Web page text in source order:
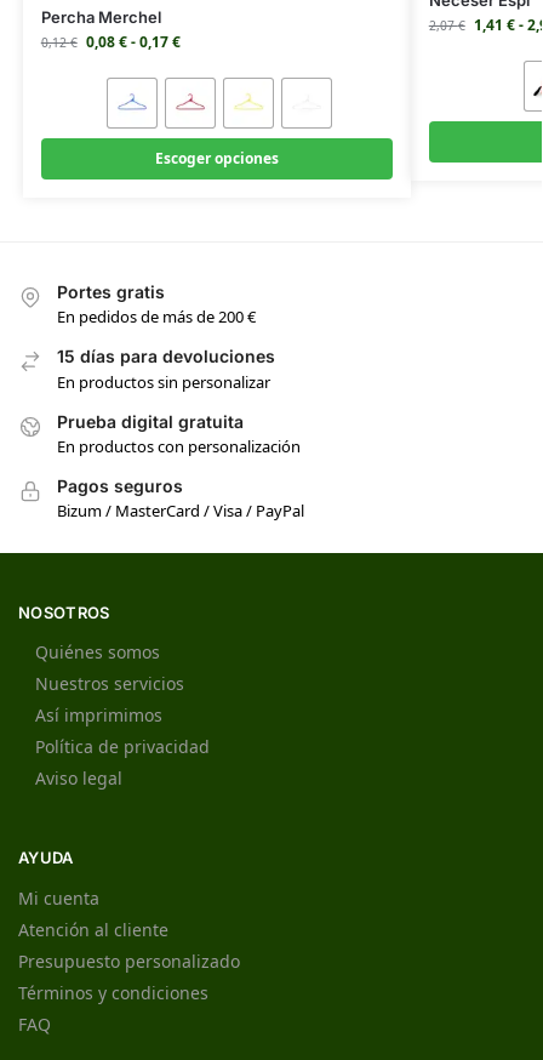
Percha Merchel
0,12€ 0,08€-0,17€
Escoger opciones
2,07€ 1,41 €-
Portes gratis
En pedidos de más de 200 €
15 días para devoluciones
En productos sin personalizar
Prueba digital gratuita
En productos con personalización
Pagos seguros
Bizum / MasterCard / Visa / PayPal
NOSOTROS
Quiénes somos
Nuestros servicios
Así imprimimos
Política de privacidad
Aviso legal
AYUDA
Mi cuenta
Atención al cliente
Presupuesto personalizado
Términos y condiciones
FAQ